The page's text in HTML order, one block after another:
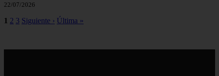
22/07/2026
1 2 3 Siguiente › Última »